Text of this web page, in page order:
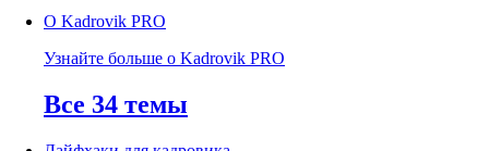
О Kadrovik PRO
Узнайте больше о Kadrovik PRO
Все 34 темы